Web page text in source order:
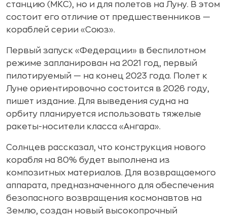
станцию (МКС), но и для полетов на Луну. В этом
состоит его отличие от предшественников —
кораблей серии «Союз».
Первый запуск «Федерации» в беспилотном
режиме запланирован на 2021 год, первый
пилотируемый — на конец 2023 года. Полет к
Луне ориентировочно состоится в 2026 году,
пишет издание. Для выведения судна на
орбиту планируется использовать тяжелые
ракеты-носители класса «Ангара».
Солнцев рассказал, что конструкция нового
корабля на 80% будет выполнена из
композитных материалов. Для возвращаемого
аппарата, предназначенного для обеспечения
безопасного возвращения космонавтов на
Землю, создан новый высокопрочный